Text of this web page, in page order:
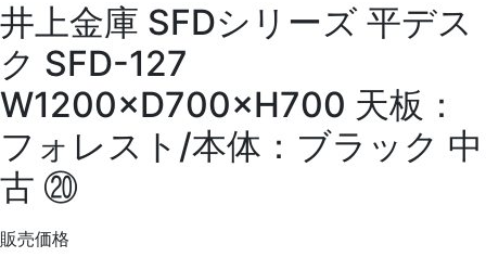
井上金庫 SFDシリーズ 平デス
ク SFD-127
W1200×D700×H700 天板：
フォレスト/本体：ブラック 中
古 ⑳
販売価格